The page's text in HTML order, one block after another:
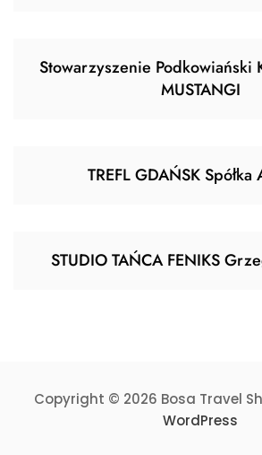
Stowarzyszenie Podkowiański
MUSTANGI
TREFL GDAŃSK Spółka
STUDIO TAŃCA FENIKS
Copyright © 2026 Bosa Travel
WordPress